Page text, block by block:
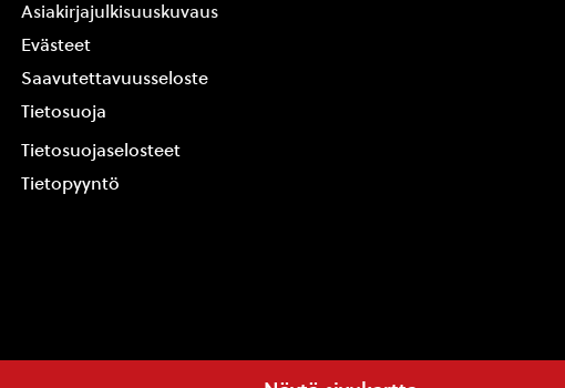
Asiakirjajulkisuuskuvaus
Evästeet
Saavutettavuusseloste
Tietosuoja
Tietosuojaselosteet
Tietopyyntö